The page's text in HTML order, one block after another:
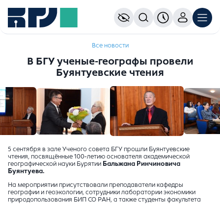
Все новости
В БГУ ученые-географы провели
Буянтуевские чтения
5 сентября в зале Ученого совета БГУ прошли Буянтуевские
чтения, посвящённые 100-летию основателя академической
географической науки Бурятии Бальжана Ринчиновича
Буянтуева.
На мероприятии присутствовали преподаватели кафедры
географии и геоэкологии, сотрудники лаборатории экономики
природопользования БИП СО РАН, а также студенты факультета